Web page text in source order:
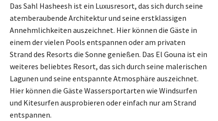
Das Sahl Hasheesh ist ein Luxusresort, das sich durch seine
atemberaubende Architektur und seine erstklassigen
Annehmlichkeiten auszeichnet. Hier können die Gäste in
einem der vielen Pools entspannen oder am privaten
Strand des Resorts die Sonne genießen. Das El Gouna ist ein
weiteres beliebtes Resort, das sich durch seine malerischen
Lagunen und seine entspannte Atmosphäre auszeichnet.
Hier können die Gäste Wassersportarten wie Windsurfen
und Kitesurfen ausprobieren oder einfach nur am Strand
entspannen.